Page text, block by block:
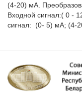
(4-20) мА.
Входной сигнал:( 0 -
сигнал:  (0- 5) мА; (4-